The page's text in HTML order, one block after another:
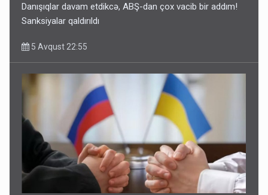
Danışıqlar davam etdikcə, ABŞ-dan çox vacib bir addım!
Sanksiyalar qaldırıldı
5 Avqust 22:55